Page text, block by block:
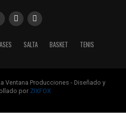
SALTA BASKET TENIS
Ventana Producciones - Diseñado y
por ZIXFOX